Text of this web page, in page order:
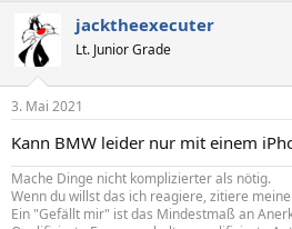
t
i
e
:
jacktheexecuter
Lt. Junior Grade
3. Mai 2021
Kann BMW leider nur mit einem
Mache Dinge nicht komplizierter als nötig.
Wenn du willst das ich reagiere, zitiere
Ein "Gefällt mir" ist das Mindestmaß an